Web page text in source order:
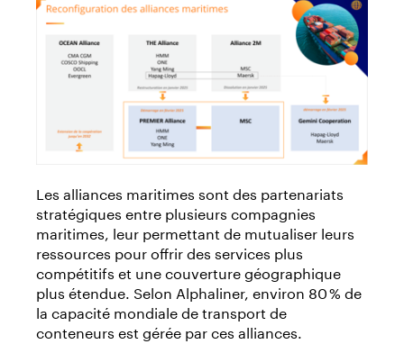
Les alliances maritimes sont des partenariats
stratégiques entre plusieurs compagnies
maritimes, leur permettant de mutualiser leurs
ressources pour offrir des services plus
compétitifs et une couverture géographique
plus étendue. Selon Alphaliner, environ 80 % de
la capacité mondiale de transport de
conteneurs est gérée par ces alliances.